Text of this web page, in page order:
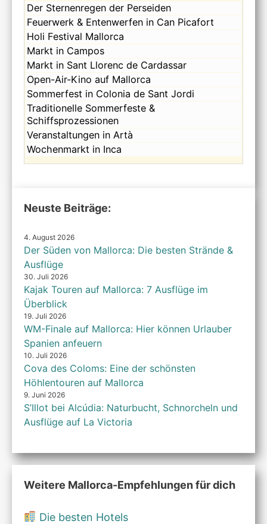
Donnerstag,
August
6th
2026
Der Sternenregen der Perseiden
Donnerstag,
August
6th
2026
Feuerwerk & Entenwerfen in Can Picafort
Donnerstag,
August
6th
2026
Holi Festival Mallorca
Donnerstag,
August
6th
2026
Markt in Campos
Donnerstag,
August
6th
2026
Markt in Sant Llorenc de Cardassar
Donnerstag,
August
6th
2026
Open-Air-Kino auf Mallorca
Donnerstag,
August
6th
2026
Sommerfest in Colonia de Sant Jordi
Donnerstag,
August
6th
2026
Traditionelle Sommerfeste &
Schiffsprozessionen
Donnerstag,
August
6th
Veranstaltungen in Artà
Donnerstag,
August
Wochenmarkt in Inca
Neuste Beiträge:
4. August 2026
Der Süden von Mallorca: Die besten Strände &
Ausflüge
30. Juli 2026
Kajak Touren auf Mallorca: 7 Ausflüge im
Überblick
19. Juli 2026
WM-Finale auf Mallorca: Hier können Urlauber
Spanien anfeuern
10. Juli 2026
Cova des Coloms: Eine der schönsten
Höhlentouren auf Mallorca
9. Juni 2026
S’Illot bei Alcúdia: Naturbucht, Schnorcheln und
Ausflüge auf La Victoria
Weitere Mallorca-Empfehlungen für dich
Die besten Hotels